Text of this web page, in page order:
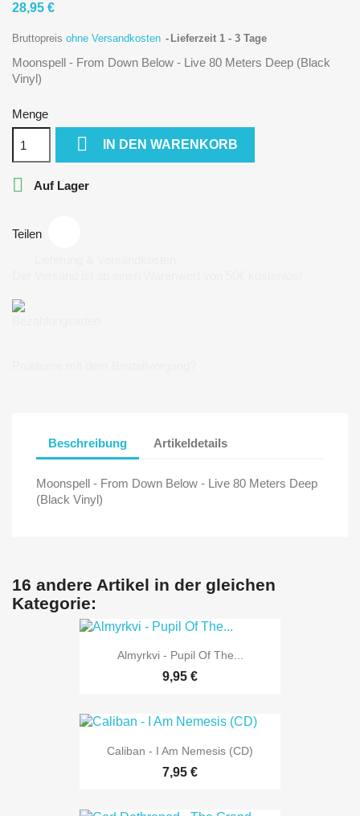
28,95 €
Bruttopreis ohne Versandkosten Lieferzeit 1 - 3 Tage
Moonspell - From Down Below - Live 80 Meters Deep (Black
Vinyl)
Menge
 IN DEN WARENKORB
 Auf Lager
Teilen
Beschreibung Artikeldetails
Moonspell - From Down Below - Live 80 Meters Deep
(Black Vinyl)
16 andere Artikel in der gleichen
Kategorie:
Almyrkvi - Pupil Of The...
9,95 €
Caliban - I Am Nemesis (CD)
7,95 €